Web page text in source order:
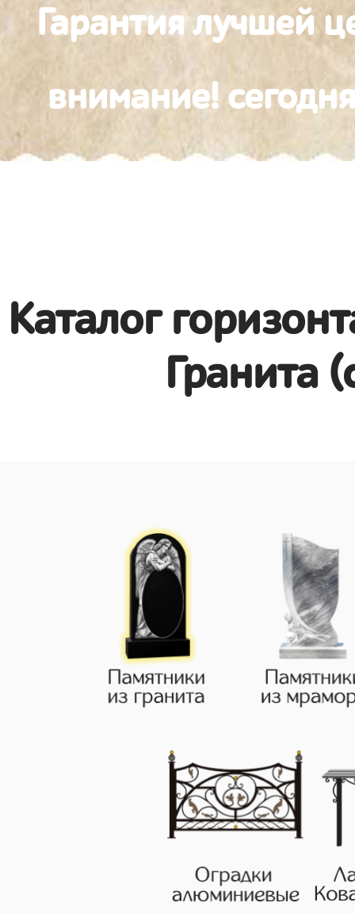
Гарантия лучшей
внимание!
Каталог
Гранита